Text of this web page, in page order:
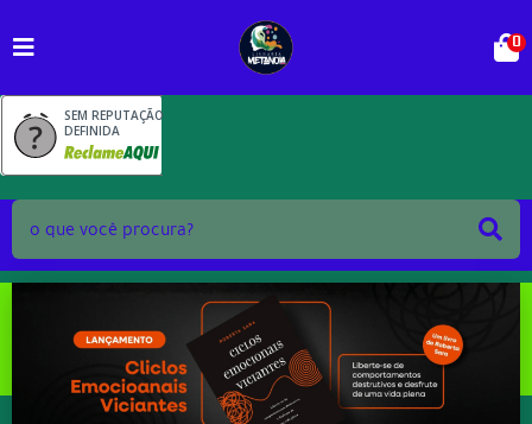
SEM REPUTAÇÃO
DEFINIDA
0